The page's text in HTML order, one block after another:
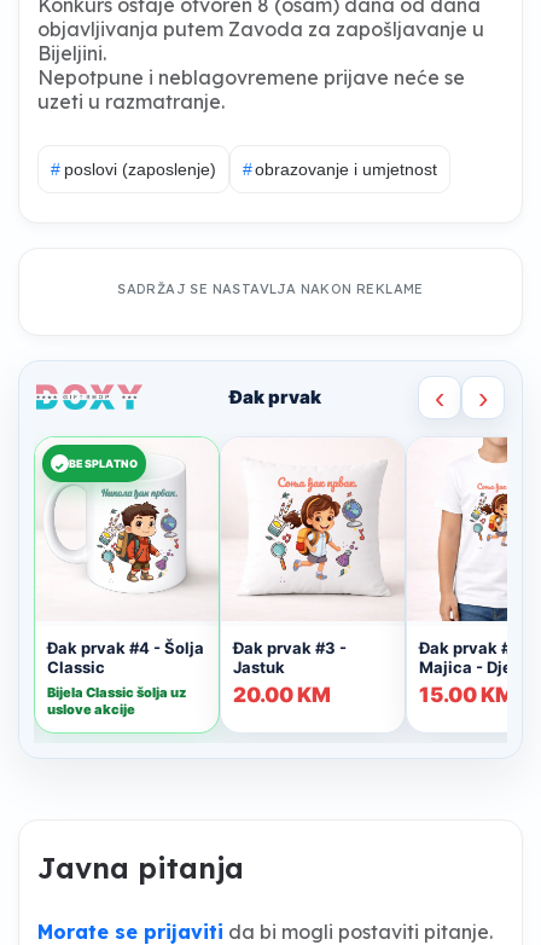
objavljivanja putem Zavoda za zapošljavanje u
Bijeljini.
Nepotpune i neblagovremene prijave neće se
uzeti u razmatranje.
# poslovi (zaposlenje) #obrazovanje i umjetnost
SADRŽAJ SE NASTAVLJA NAKON REKLAME
Javna pitanja
Morate se prijaviti da bi mogli postaviti pitanje.